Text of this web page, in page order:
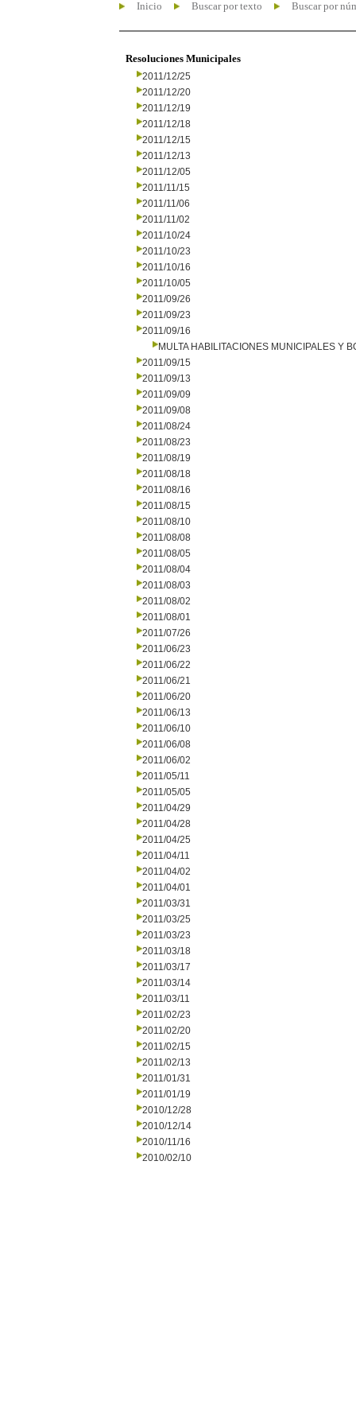
Inicio Buscar por texto Buscar por
Resoluciones Municipales
2011/12/25
2011/12/20
2011/12/19
2011/12/18
2011/12/15
2011/12/13
2011/12/05
2011/11/15
2011/11/06
2011/11/02
2011/10/24
2011/10/23
2011/10/16
2011/10/05
2011/09/26
2011/09/23
2011/09/16
MULTA HABILITACIONES MUNICIPALES Y
2011/09/15
2011/09/13
2011/09/09
2011/09/08
2011/08/24
2011/08/23
2011/08/19
2011/08/18
2011/08/16
2011/08/15
2011/08/10
2011/08/08
2011/08/05
2011/08/04
2011/08/03
2011/08/02
2011/08/01
2011/07/26
2011/06/23
2011/06/22
2011/06/21
2011/06/20
2011/06/13
2011/06/10
2011/06/08
2011/06/02
2011/05/11
2011/05/05
2011/04/29
2011/04/28
2011/04/25
2011/04/11
2011/04/02
2011/04/01
2011/03/31
2011/03/25
2011/03/23
2011/03/18
2011/03/17
2011/03/14
2011/03/11
2011/02/23
2011/02/20
2011/02/15
2011/02/13
2011/01/31
2011/01/19
2010/12/28
2010/12/14
2010/11/16
2010/02/10